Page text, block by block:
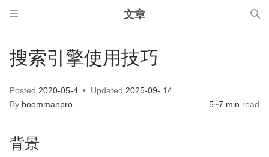
文章
搜索引擎使用技巧
Posted 2020-05-4 Updated 2025-09- 14
By boommanpro 5~7 min read
背景